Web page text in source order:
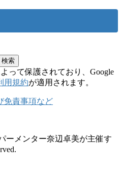
検索
って保護されており、Google
用規約が適用されます。
免責事項など
ーメンター奈辺卓美が主催す